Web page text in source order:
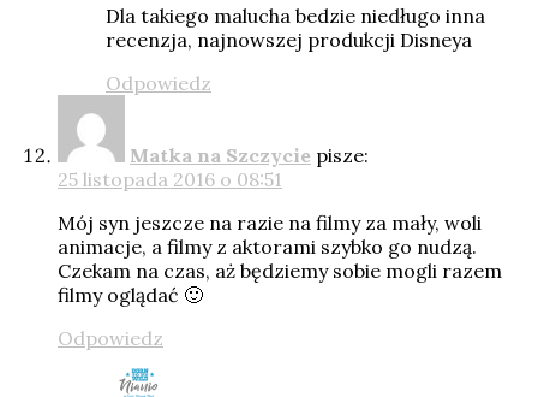
Dla takiego malucha bedzie niedługo inna
recenzja, najnowszej produkcji Disneya
Odpowiedz
Matka na Szczycie pisze:
25 listopada 2016 o 08:51
Mój syn jeszcze na razie na filmy za mały, woli
animacje, a filmy z aktorami szybko go nudzą.
Czekam na czas, aż będziemy sobie mogli razem
filmy oglądać 🙂
Odpowiedz